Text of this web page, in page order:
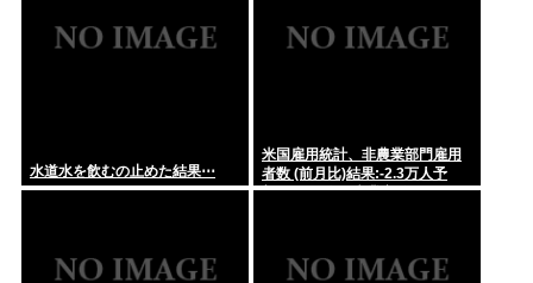
ここって恋愛相談にはのってくれるんか？
さーて、洗濯物干すかな、洗濯バサミ「バギィ！！パラパラパ
ラパラ」
水道水を飲むの止めた結果⋯
米国雇用統計、非農業部門雇用
者数 (前月比)結果:-2.3万人予
想:+8.0万人、失業率結果:+4.1%